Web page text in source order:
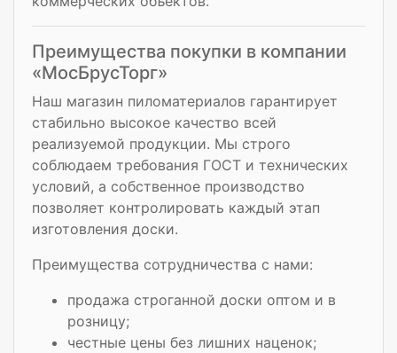
Преимущества покупки в компании
«МосБрусТорг»
Наш магазин пиломатериалов гарантирует
стабильно высокое качество всей
реализуемой продукции. Мы строго
соблюдаем требования ГОСТ и технических
условий, а собственное производство
позволяет контролировать каждый этап
изготовления доски.
Преимущества сотрудничества с нами:
продажа строганной доски оптом и в
розницу;
честные цены без лишних наценок;